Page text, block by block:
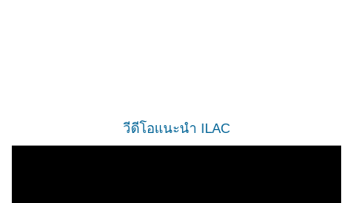
วีดีโอแนะนำ ILAC